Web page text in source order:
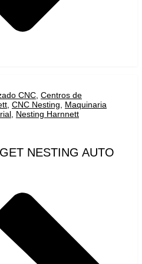
CNC Centros de
CNC Nesting
Maquinaria
Nesting Harnnett
NESTING AUTO